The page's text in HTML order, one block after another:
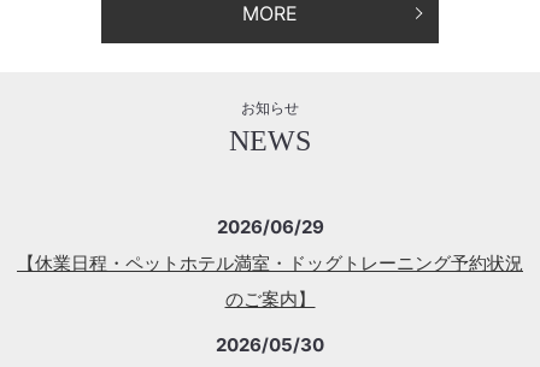
MORE
お知らせ
NEWS
2026/06/29
【休業日程・ペットホテル満室・ドッグトレーニング予約状況
のご案内】
2026/05/30